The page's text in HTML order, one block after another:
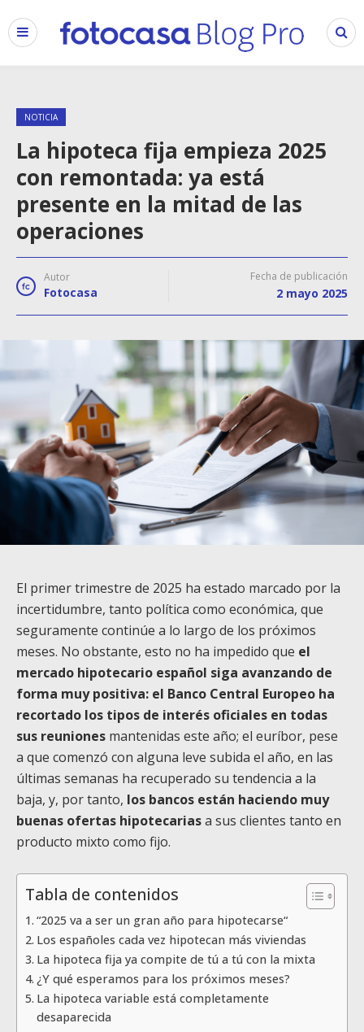
NOTICIA
La hipoteca fija empieza 2025
con remontada: ya está
presente en la mitad de las
operaciones
Autor
Fotocasa
Fecha de publicación
2 mayo 2025
El primer trimestre de 2025 ha estado marcado por la
incertidumbre, tanto política como económica, que
seguramente continúe a lo largo de los próximos
meses. No obstante, esto no ha impedido que el
mercado hipotecario español siga avanzando de
forma muy positiva: el Banco Central Europeo ha
recortado los tipos de interés oficiales en todas
sus reuniones mantenidas este año; el euríbor, pese
a que comenzó con alguna leve subida el año, en las
últimas semanas ha recuperado su tendencia a la
baja, y, por tanto, los bancos están haciendo muy
buenas ofertas hipotecariasa sus clientes tanto en
producto mixto como fijo.
Tabla de contenidos
“2025 va a ser un gran año para hipotecarse“
Los españoles cada vez hipotecan más viviendas
La hipoteca fija ya compite de tú a tú con la mixta
¿Y qué esperamos para los próximos meses?
La hipoteca variable está completamente
desaparecida